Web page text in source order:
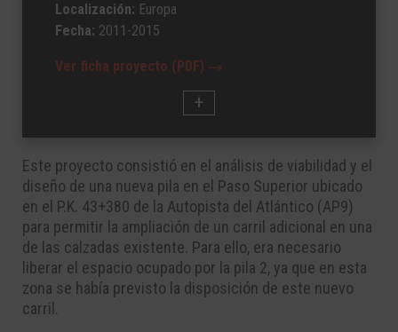
Localización: Europa
Fecha: 2011-2015
Ver ficha proyecto (PDF)
Este proyecto consistió en el análisis de viabilidad y el
diseño de una nueva pila en el Paso Superior ubicado
en el P.K. 43+380 de la Autopista del Atlántico (AP9)
para permitir la ampliación de un carril adicional en una
de las calzadas existente. Para ello, era necesario
liberar el espacio ocupado por la pila 2, ya que en esta
zona se había previsto la disposición de este nuevo
carril.